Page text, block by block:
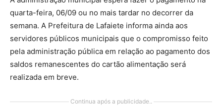
quarta-feira, 06/09 ou no mais tardar no decorrer da
semana. A Prefeitura de Lafaiete informa ainda aos
servidores públicos municipais que o compromisso feito
pela administração pública em relação ao pagamento dos
saldos remanescentes do cartão alimentação será
realizada em breve.
Continua após a publicidade..